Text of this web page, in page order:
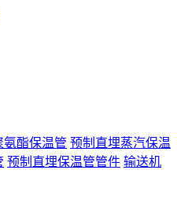
氨酯保温管 预制直埋蒸汽保温
预制直埋保温管管件 输送机